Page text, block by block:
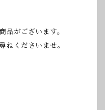
品がございます。
ねくださいませ。